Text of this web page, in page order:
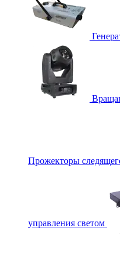
Прожекторы
управления светом